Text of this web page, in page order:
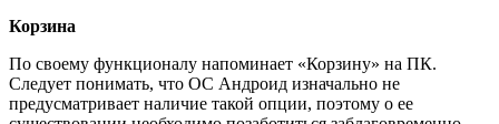
Корзина
По своему функционалу напоминает «Корзину» на ПК.
Следует понимать, что ОС Андроид изначально не
предусматривает наличие такой опции, поэтому о ее